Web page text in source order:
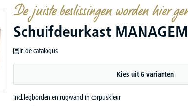
De juiste beslissingen worden hier
Schuifdeurkast
In de catalogus
Kies uit 6 varianten
incl. legborden en rugwand in corpuskleur